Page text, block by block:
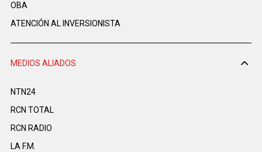
OBA
ATENCIÓN AL INVERSIONISTA
MEDIOS ALIADOS
NTN24
RCN TOTAL
RCN RADIO
LA F.M.